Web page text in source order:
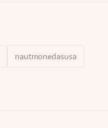
nautmonedasusa